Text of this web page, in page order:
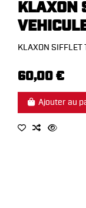
KLAXON
KLAXON SIFFLET
60,00 €
Ajouter au